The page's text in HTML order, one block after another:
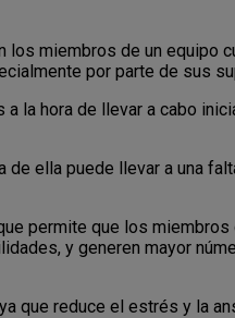
miembros de un equipo
por parte de sus
la hora de llevar a cabo
ella puede llevar a una
permite que los miembros
y generen mayor
que reduce el estrés y la